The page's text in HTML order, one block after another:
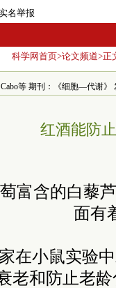
名举报
科学网首页>论文频道>正
Cabo等 期刊：《细胞—代谢》
红酒能防
富含的白藜
面有
在小鼠实验
老和防止老